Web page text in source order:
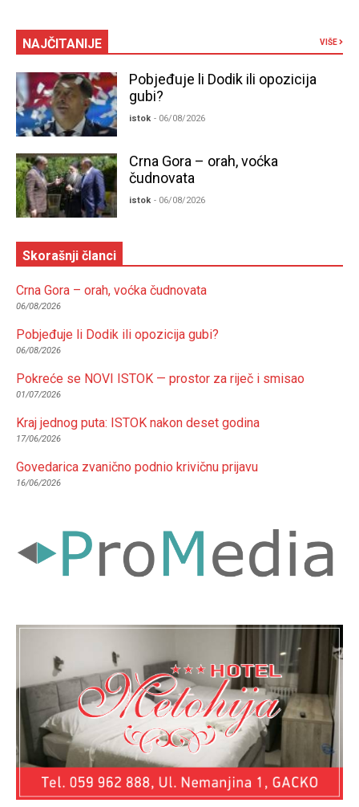
NAJČITANIJE VIŠE
Pobjeđuje li Dodik ili opozicija
gubi?
istok - 06/08/2026
Crna Gora – orah, voćka
čudnovata
istok - 06/08/2026
Skorašnji članci
Crna Gora – orah, voćka čudnovata
06/08/2026
Pobjeđuje li Dodik ili opozicija gubi?
06/08/2026
Pokreće se NOVI ISTOK — prostor za riječ i smisao
01/07/2026
Kraj jednog puta: ISTOK nakon deset godina
17/06/2026
Govedarica zvanično podnio krivičnu prijavu
16/06/2026